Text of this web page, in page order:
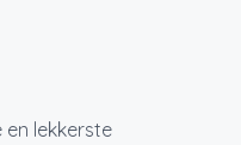
en lekkerste